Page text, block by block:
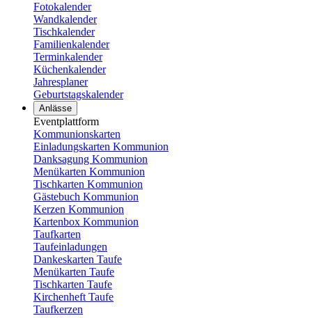
Fotokalender
Wandkalender
Tischkalender
Familienkalender
Terminkalender
Küchenkalender
Jahresplaner
Geburtstagskalender
Anlässe
Eventplattform
Kommunionskarten
Einladungskarten Kommunion
Danksagung Kommunion
Menükarten Kommunion
Tischkarten Kommunion
Gästebuch Kommunion
Kerzen Kommunion
Kartenbox Kommunion
Taufkarten
Taufeinladungen
Dankeskarten Taufe
Menükarten Taufe
Tischkarten Taufe
Kirchenheft Taufe
Taufkerzen